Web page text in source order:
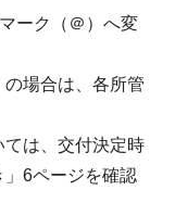
ーク（＠）へ変
場合は、各所管
ては、交付決定時
6ページを確認